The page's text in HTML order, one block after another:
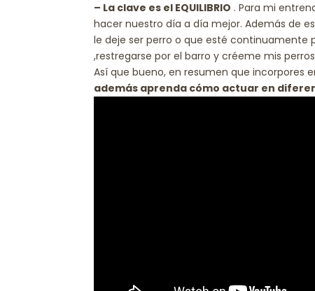
– La clave es el EQUILIBRIO . Para mi
hacer nuestro día a día mejor. Además de
le deje ser perro o que esté continuamente
,restregarse por el barro y créeme mis
Así que bueno, en resumen que incorpores
además aprenda cómo actuar en